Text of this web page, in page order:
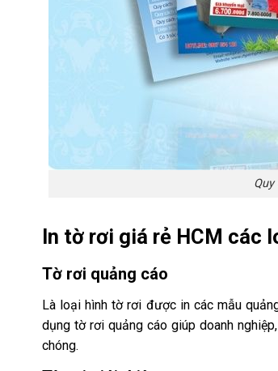
In tờ rơi giá rẻ HCM các
Tờ rơi quảng cáo
Là loại hình tờ rơi được in các mẫu
dụng tờ rơi quảng cáo giúp doanh
chóng.